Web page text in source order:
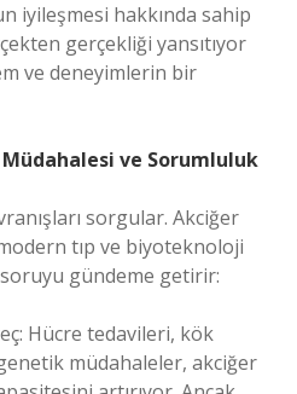
iyileşmesi hakkında sahip
gerçekliği yansıtıyor
ve deneyimlerin bir
ve Sorumluluk
sorgular. Akciğer
tıp ve biyoteknoloji
gündeme getirir:
Hücre tedavileri, kök
müdahaleler, akciğer